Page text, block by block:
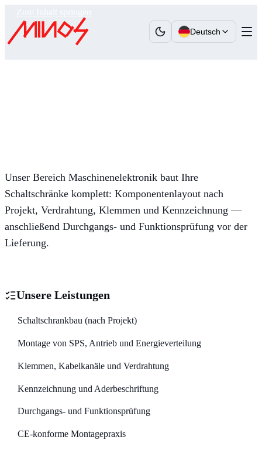
Deutsch
Unser Bereich Maschinenelektronik baut Ihre
Schaltschränke komplett: Komponentenlayout nach
Projekt, Verdrahtung, Klemmen und Kennzeichnung —
anschließend Durchgangs- und Funktionsprüfung vor der
Lieferung.
Unsere Leistungen
Schaltschrankbau (nach Projekt)
Montage von SPS, Antrieb und Energieverteilung
Klemmen, Kabelkanäle und Verdrahtung
Kennzeichnung und Aderbeschriftung
Durchgangs- und Funktionsprüfung
CE-konforme Montagepraxis